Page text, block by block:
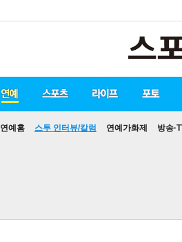
연예홈 스투 인터뷰/칼럼 연예가화제 방송